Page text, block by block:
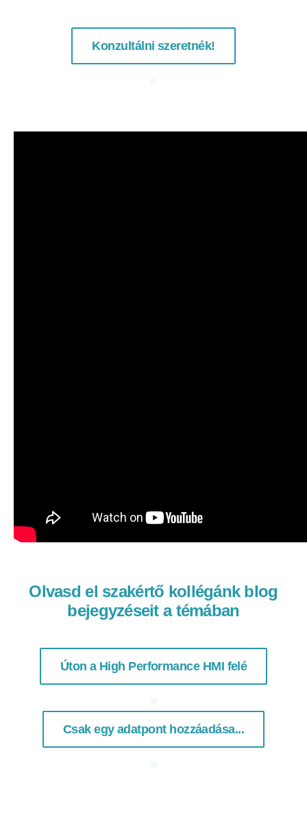
Konzultálni szeretnék!
Olvasd el szakértő kollégánk blog
bejegyzéseit a témában
Úton a High Performance HMI felé
Csak egy adatpont hozzáadása...